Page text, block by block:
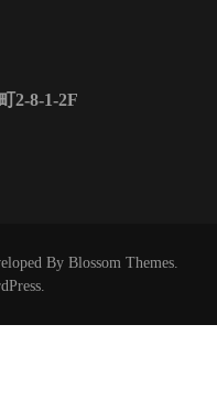
2-8-1-2F
By Blossom Themes.
.